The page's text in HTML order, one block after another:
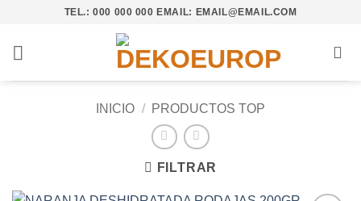
contenido
TEL.: 000 000 000 EMAIL: EMAIL@EMAIL.COM
INICIO / PRODUCTOS TOP
FILTRAR